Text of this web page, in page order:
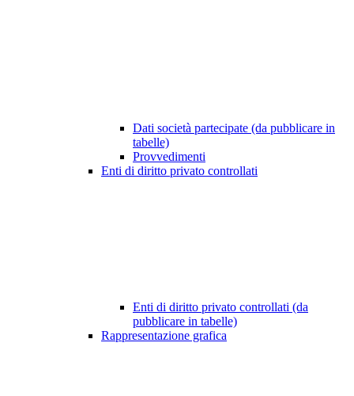
Dati società partecipate (da pubblicare in
tabelle)
Provvedimenti
Enti di diritto privato controllati
Enti di diritto privato controllati (da
pubblicare in tabelle)
Rappresentazione grafica